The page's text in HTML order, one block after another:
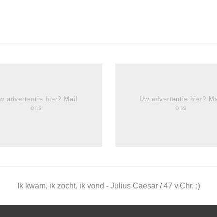
advertentie hier? Mail
ons
Uw advertentie hier?
ons
Ik kwam, ik zocht, ik vond - Julius Caesar / 47 v.Chr. ;)